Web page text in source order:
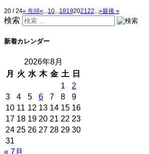
20 / 24« 先頭« 10 18192021 22 »最後 »
検索
新着カレンダー
2026年8月
月
火 水 木 金 土
日
1
2
3
4 5 6 7 8
9
10 11 12 13 14 15 16
17 18 19 20 21 22 23
24 25 26 27 28 29 30
31
« 7月